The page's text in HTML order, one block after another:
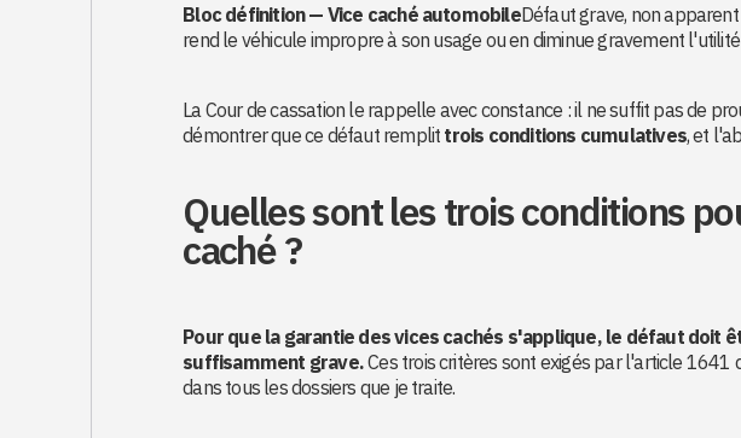
Bloc définition — Vice caché automobileDéfaut grave, non
rend le véhicule impropre à son usage ou en diminue gravement
La Cour de cassation le rappelle avec constance : il ne suffit pas de
démontrer que ce défaut remplittrois conditions cumulatives, et
Quelles sont les trois conditions
caché ?
Pour que la garantie des vices cachés s'applique, le défaut doit
suffisamment grave.Ces trois critères sont exigés par l'article 1641
dans tous les dossiers que je traite.